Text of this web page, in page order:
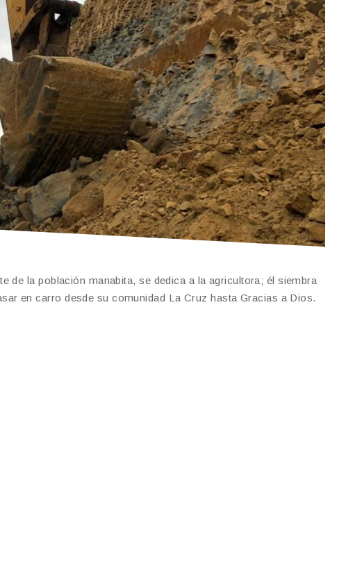
de la población manabita, se dedica a la agricultora; él siembra
en carro desde su comunidad La Cruz hasta Gracias a Dios.